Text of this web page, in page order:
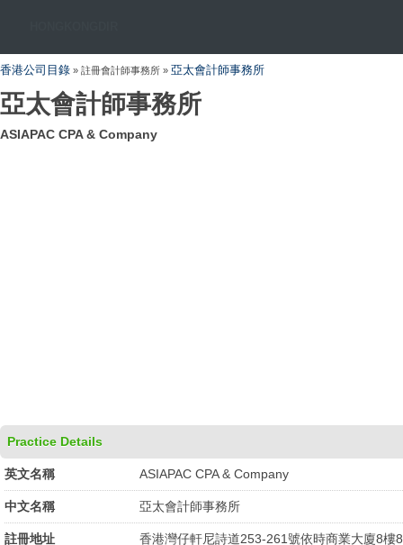
香港公司目錄 » 註冊會計師事務所 » 亞太會計師事務所
亞太會計師事務所
ASIAPAC CPA & Company
Practice Details
英文名稱 ASIAPAC CPA & Company
中文名稱 亞太會計師事務所
註冊地址
香港灣仔軒尼詩道253-261號依時商業大廈8樓